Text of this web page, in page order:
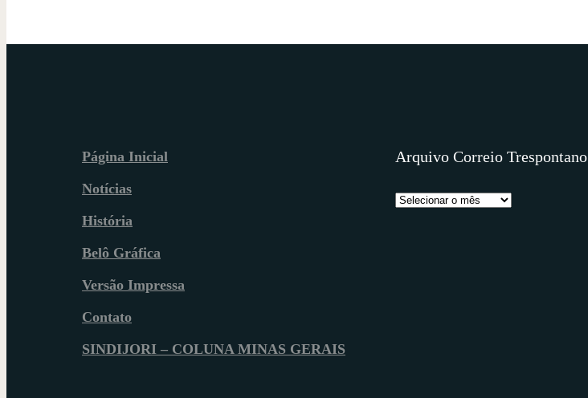
Página Inicial
Notícias
História
Belô Gráfica
Versão Impressa
Contato
SINDIJORI – COLUNA MINAS GERAIS
Arquivo Correio Trespontano